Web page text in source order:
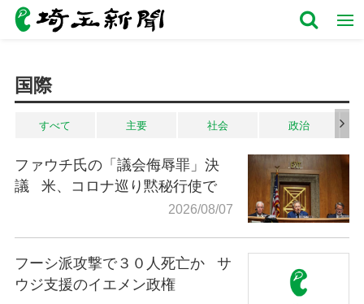
国際
すべて 主要 社会 政治
ファウチ氏の「議会侮辱罪」決
議
米、コロナ巡り黙秘行使で
2026/08/07
フーシ派攻撃で３０人死亡か
サ
ウジ支援のイエメン政権